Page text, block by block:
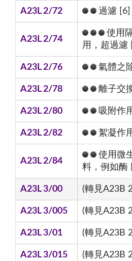
A23L 2/72 過濾 [6]
A23L 2/74
使用
用，超過濾
A23L 2/76 氣體之
A23L 2/78 離子交
A23L 2/80 吸附作
A23L 2/82 絮凝作
A23L 2/84
使用微
料，例如酶
A23L 3/00 (轉見A23B
A23L 3/005 (轉見A23B
A23L 3/01 (轉見A23B
A23L 3/015 (轉見A23B